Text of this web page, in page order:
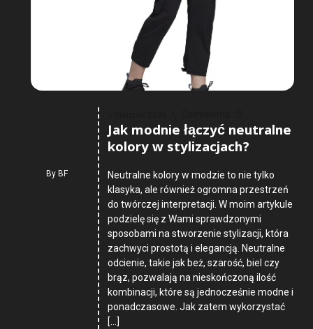
ByBF
Jak modnie łączyć neutralne
kolory w stylizacjach?
Neutralne kolory w modzie to nie tylko
klasyka, ale również ogromna przestrzeń
do twórczej interpretacji. W moim artykule
podzielę się z Wami sprawdzonymi
sposobami na stworzenie stylizacji, która
zachwyci prostotą i elegancją. Neutralne
odcienie, takie jak beż, szarość, biel czy
brąz, pozwalają na nieskończoną ilość
kombinacji, które są jednocześnie modne i
ponadczasowe. Jak zatem wykorzystać
[…]